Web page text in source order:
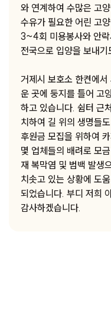
와 연계하여 수많은 고
수유가 필요한 어린 고
3~4회 미용봉사와 안락
전국으로 입양을 보내기
거제시 보호소 한켠에
운 곳에 둥지를 틀어 고
하고 있습니다. 쉼터 근
치하여 길 위의 생명들
후원금 모집을 위하여
몇 업체들의 배려로 모
재 복막염 및 범백 발생
치솟고 있는 상황에 도
되었습니다. 부디 저희
감사하겠습니다.